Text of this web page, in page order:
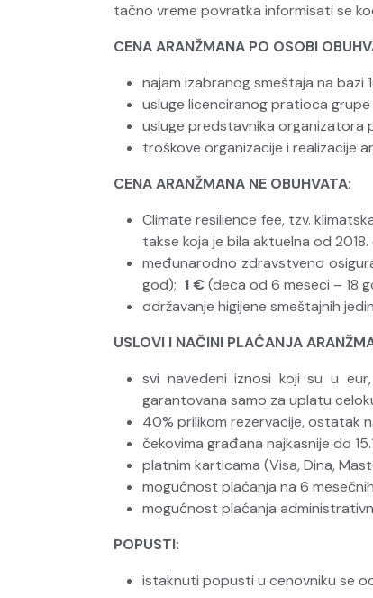
tačno vreme povratka informisati se
CENA ARANŽMANA PO OSOBI
najam izabranog smeštaja na
usluge licenciranog pratioca grupe
usluge predstavnika organizatora
troškove organizacije i realizacije
CENA ARANŽMANA NE OBUHVATA:
Climate resilience fee, tzv.
takse koja je bila aktuelna od
međunarodno zdravstveno
god); 1 € (deca od 6 meseci – 18
održavanje higijene smeštajnih
USLOVI I NAČINI PLAĆANJA
svi navedeni iznosi koji su u
garantovana samo za uplatu
40% prilikom rezervacije, ostatak
čekovima građana najkasnije do
platnim karticama (Visa, Dina,
mogućnost plaćanja na 6
mogućnost plaćanja
POPUSTI:
istaknuti popusti u cenovniku se